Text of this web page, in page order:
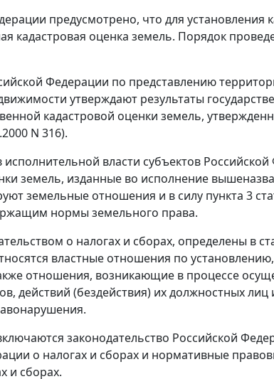
предусмотрено, что для установления
кадастровая оценка земель. Порядок
Федерации по представлению
утверждают результаты
кадастровой оценки земель,
N 316).
власти субъектов
земель, изданные во исполнение
земельные отношения и в силу пункта 3
нормы земельного права.
о налогах и сборах, определены в
властные отношения по
отношения, возникающие в процессе
действий (бездействия) их должностных
законодательство Российской
о налогах и сборах и нормативные
и сборах.